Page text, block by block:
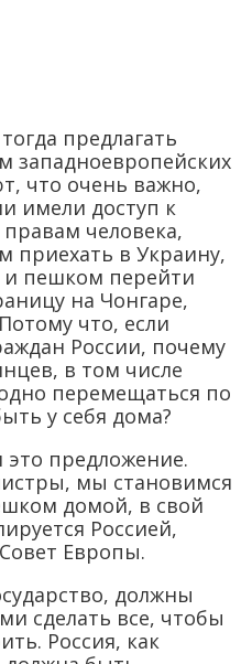
предлагать
западноевропейских
что очень важно,
имели доступ к
человека,
приехать в Украину,
и пешком перейти
на Чонгаре,
что, если
России, почему
в том числе
перемещаться по
у себя дома?
предложение.
мы становимся
домой, в свой
Россией,
Европы.
должны
сделать все, чтобы
Россия, как